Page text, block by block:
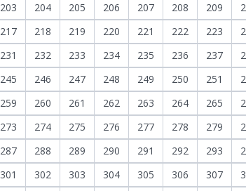
203 204 205 206 207 208 209
217 218 219 220 221 222 223
231 232 233 234 235 236 237
245 246 247 248 249 250 251
259 260 261 262 263 264 265
273 274 275 276 277 278 279
287 288 289 290 291 292 293
301 302 303 304 305 306 307